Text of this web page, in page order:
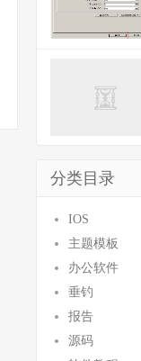
分类目录
IOS
主题模板
办公软件
垂钓
报告
源码